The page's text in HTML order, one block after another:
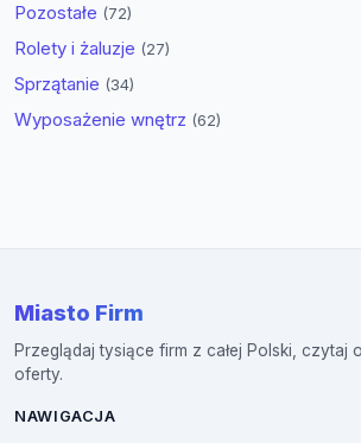
Pozostałe (72)
Rolety i żaluzje (27)
Sprzątanie (34)
Wyposażenie wnętrz (62)
Miasto Firm
Przeglądaj tysiące firm z całej Polski, czytaj
oferty.
NAWIGACJA